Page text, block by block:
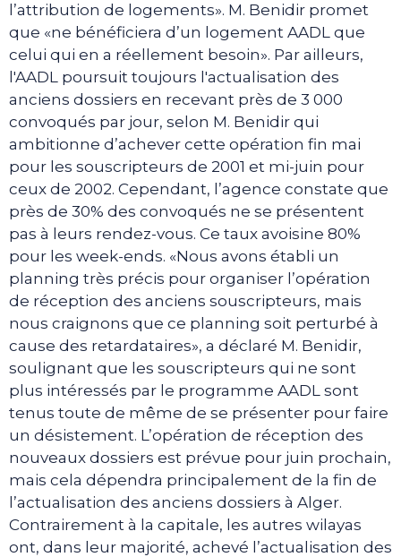
l’attribution de logements». M. Benidir promet
que «ne bénéficiera d’un logement AADL que
celui qui en a réellement besoin». Par ailleurs,
l'AADL poursuit toujours l'actualisation des
anciens dossiers en recevant près de 3 000
convoqués par jour, selon M. Benidir qui
ambitionne d’achever cette opération fin mai
pour les souscripteurs de 2001 et mi-juin pour
ceux de 2002. Cependant, l’agence constate que
près de 30% des convoqués ne se présentent
pas à leurs rendez-vous. Ce taux avoisine 80%
pour les week-ends. «Nous avons établi un
planning très précis pour organiser l’opération
de réception des anciens souscripteurs, mais
nous craignons que ce planning soit perturbé à
cause des retardataires», a déclaré M. Benidir,
soulignant que les souscripteurs qui ne sont
plus intéressés par le programme AADL sont
tenus toute de même de se présenter pour faire
un désistement. L’opération de réception des
nouveaux dossiers est prévue pour juin prochain,
mais cela dépendra principalement de la fin de
l’actualisation des anciens dossiers à Alger.
Contrairement à la capitale, les autres wilayas
ont, dans leur majorité, achevé l’actualisation des